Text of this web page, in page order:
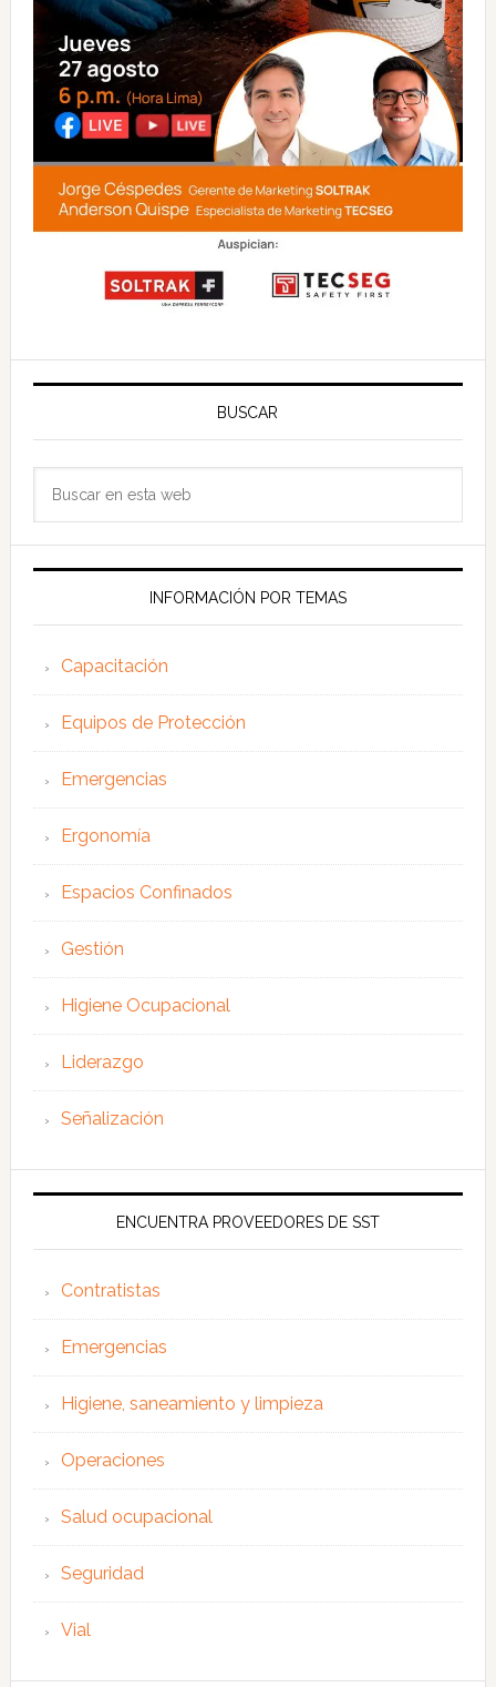
BUSCAR
web
INFORMACIÓN POR TEMAS
Capacitación
Equipos de Protección
Emergencias
Ergonomía
Espacios Confinados
Gestión
Higiene Ocupacional
Liderazgo
Señalización
ENCUENTRA PROVEEDORES DE SST
Contratistas
Emergencias
Higiene, saneamiento y limpieza
Operaciones
Salud ocupacional
Seguridad
Vial